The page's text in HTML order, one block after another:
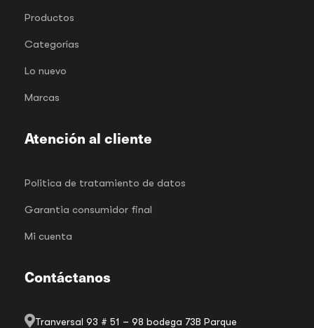
Productos
Categorías
Lo nuevo
Marcas
Atención al cliente
Politica de tratamiento de datos
Garantia consumidor final
Mi cuenta
Contáctanos
Tranversal 93 # 51 – 98 bodega 73B Parque